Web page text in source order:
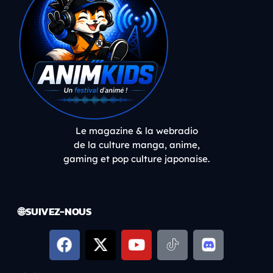
Le magazine & la webradio
de la culture manga, anime,
gaming et pop culture japonaise.
🌐 SUIVEZ-NOUS